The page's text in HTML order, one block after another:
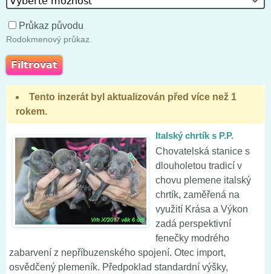
Průkaz původu
Rodokmenový průkaz.
Tento inzerát byl aktualizován před více než 1
rokem.
Italský chrtík s P.P.
Chovatelská stanice s
dlouholetou tradicí v
chovu plemene italský
chrtík, zaměřená na
využití Krása a Výkon
zadá perspektivní
fenečky modrého
zabarvení z nepříbuzenského spojení. Otec import,
osvědčený plemeník. Předpoklad standardní výšky,